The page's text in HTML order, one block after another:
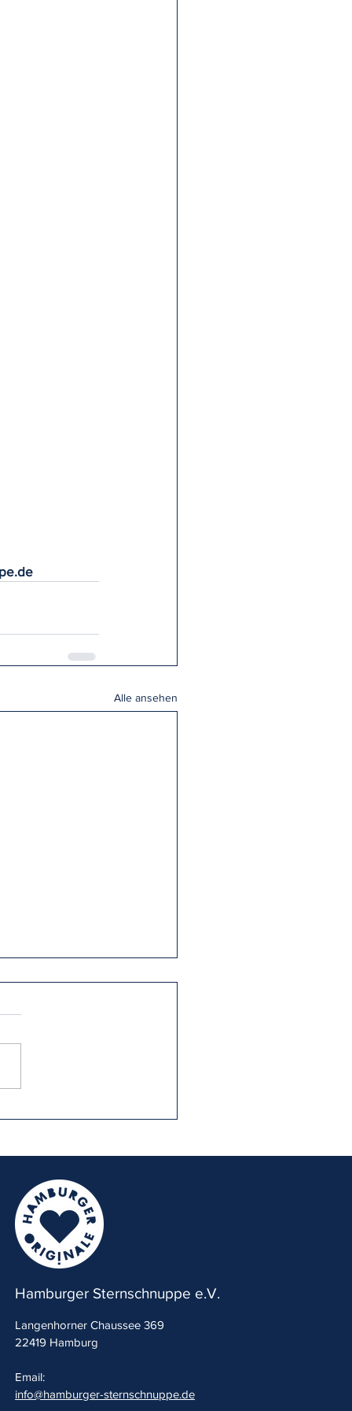
Alle ansehen
Hamburger Sternschnuppe e.V.
Langenhorner Chaussee 369
22419 Hamburg
Email:
info@hamburger-sternschnuppe.de